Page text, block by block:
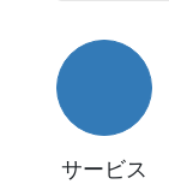
サービス